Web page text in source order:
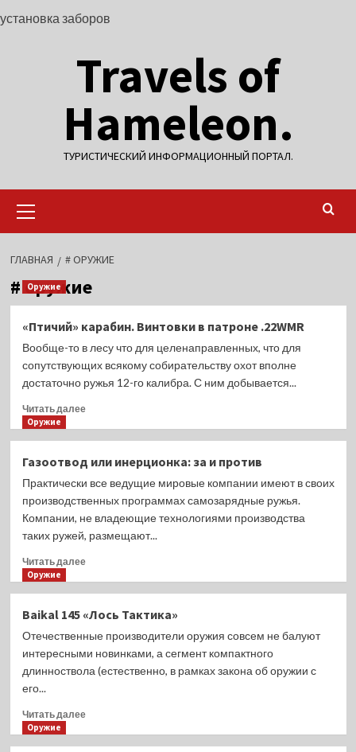
установка заборов
Travels of
Hameleon.
ТУРИСТИЧЕСКИЙ ИНФОРМАЦИОННЫЙ ПОРТАЛ.
меню
ГЛАВНАЯ # ОРУЖИЕ
# оружие
Оружие
«Птичий» карабин. Винтовки в патроне .22WMR
Вообще-то в лесу что для целенаправленных, что для
сопутствующих всякому собирательству охот вполне
достаточно ружья 12-го калибра. С ним добывается...
Читать далееПрочитать
карабин.
Винтовки
в
.22WMR
Оружие
Газоотвод или инерционка: за и против
Практически все ведущие мировые компании имеют в своих
производственных программах самозарядные ружья.
Компании, не владеющие технологиями производства
таких ружей, размещают...
Читать далееПрочитать
или
инерционка:
за
против
Оружие
Baikal 145 «Лось Тактика»
Отечественные производители оружия совсем не балуют
интересными новинками, а сегмент компактного
длинноствола (естественно, в рамках закона об оружии с
его...
Читать далееПрочитать
Оружие